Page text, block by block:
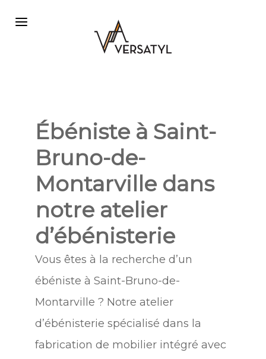
Ébéniste à Saint-
Bruno-de-
Montarville dans
notre atelier
d’ébénisterie
Vous êtes à la recherche d’un
ébéniste à Saint-Bruno-de-
Montarville ? Notre atelier
d’ébénisterie spécialisé dans la
fabrication de mobilier intégré avec